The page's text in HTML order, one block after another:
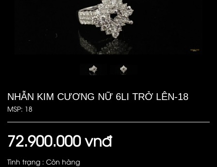
NHẪN KIM CƯƠNG NỮ 6LI TRỞ LÊN-18
MSP: 18
72.900.000 vnđ
Tình trạng : Còn hàng